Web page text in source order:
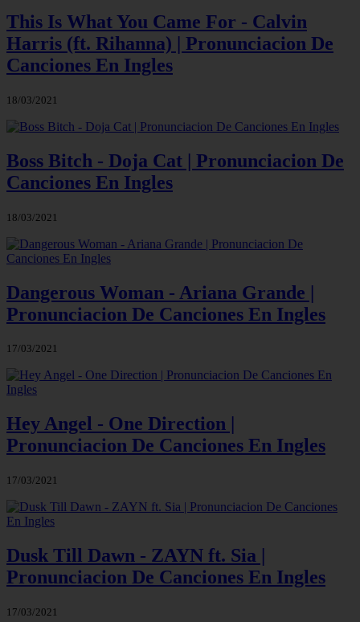
This Is What You Came For - Calvin
Harris (ft. Rihanna) | Pronunciacion De
Canciones En Ingles
18/03/2021
Boss Bitch - Doja Cat | Pronunciacion De
Canciones En Ingles
18/03/2021
Dangerous Woman - Ariana Grande |
Pronunciacion De Canciones En Ingles
17/03/2021
Hey Angel - One Direction |
Pronunciacion De Canciones En Ingles
17/03/2021
Dusk Till Dawn - ZAYN ft. Sia |
Pronunciacion De Canciones En Ingles
17/03/2021